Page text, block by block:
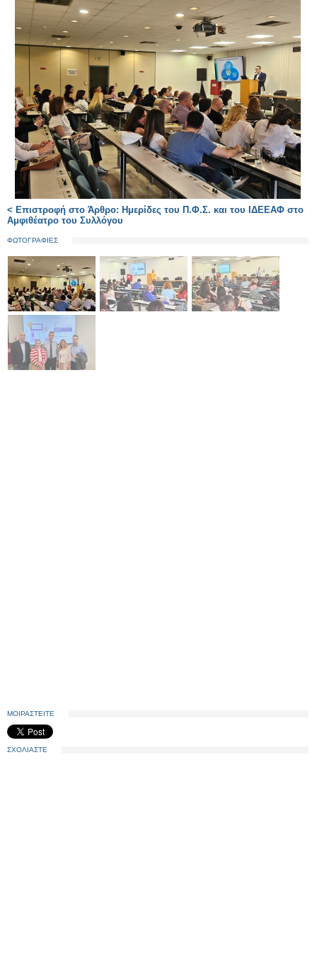
< Επιστροφή στο Άρθρο: Ημερίδες του Π.Φ.Σ. και του ΙΔΕΕΑΦ στο
Αμφιθέατρο του Συλλόγου
ΦΩΤΟΓΡΑΦΙΕΣ
ΜΟΙΡΑΣΤΕΙΤΕ
ΣΧΟΛΙΑΣΤΕ